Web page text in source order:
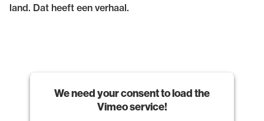
land. Dat heeft een verhaal.
We need your consent to load the
Vimeo service!